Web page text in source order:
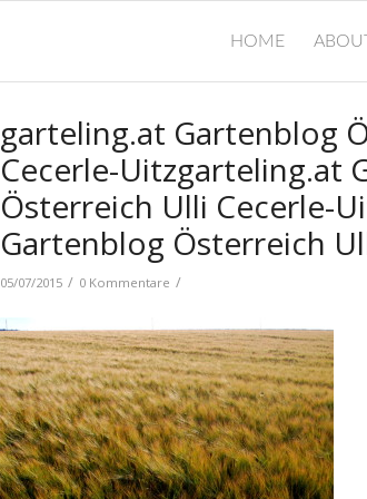
HOME
garteling.at Gartenblog
Cecerle-Uitzgarteling.at
Österreich Ulli Cecerle-
Gartenblog Österreich
05/07/2015 / 0 Kommentare /